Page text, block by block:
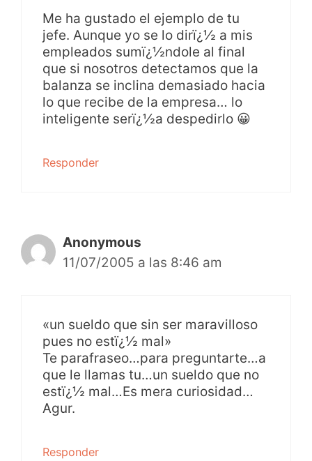
Me ha gustado el ejemplo de tu
jefe. Aunque yo se lo dirï¿½ a mis
empleados sumï¿½ndole al final
que si nosotros detectamos que la
balanza se inclina demasiado hacia
lo que recibe de la empresa… lo
inteligente serï¿½a despedirlo 😀
Responder
Anonymous
11/07/2005 a las 8:46 am
«un sueldo que sin ser maravilloso
pues no estï¿½ mal»
Te parafraseo…para preguntarte…a
que le llamas tu…un sueldo que no
estï¿½ mal…Es mera curiosidad…
Agur.
Responder